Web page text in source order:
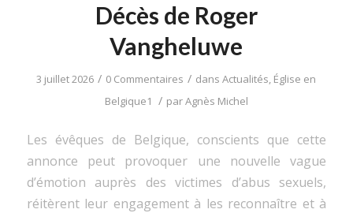
Décès de Roger
Vangheluwe
3 juillet 2026 / 0 Commentaires / dansActualités, Église en
Belgique1 / parAgnès Michel
Les évêques de Belgique, conscients que cette
annonce peut provoquer une nouvelle vague
d’émotion auprès des victimes d’abus sexuels,
réitèrent leur engagement à les reconnaître et à